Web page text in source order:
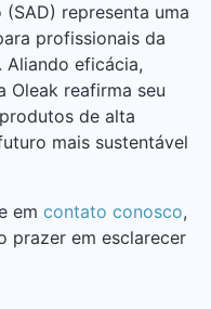
representa uma
profissionais da
Aliando eficácia,
Oleak reafirma seu
de alta
mais sustentável
em contato conosco,
prazer em esclarecer